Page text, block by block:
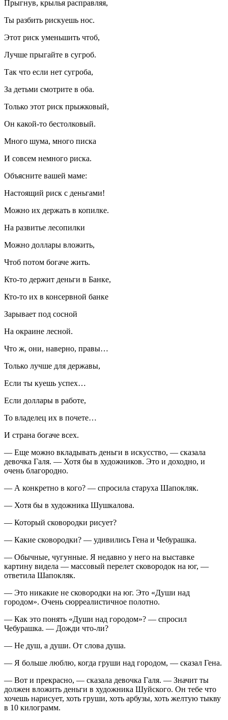
Прыгнув, крылья расправляя,
Ты разбить рискуешь нос.
Этот риск уменьшить чтоб,
Лучше прыгайте в сугроб.
Так что если нет сугроба,
За детьми смотрите в оба.
Только этот риск прыжковый,
Он какой-то бестолковый.
Много шума, много писка
И совсем немного риска.
Объясните вашей маме:
Настоящий риск с деньгами!
Можно их держать в копилке.
На развитье лесопилки
Можно доллары вложить,
Чтоб потом богаче жить.
Кто-то держит деньги в Банке,
Кто-то их в консервной банке
Зарывает под сосной
На окраине лесной.
Что ж, они, наверно, правы…
Только лучше для державы,
Если ты куешь успех…
Если доллары в работе,
То владелец их в почете…
И страна богаче всех.
— Еще можно вкладывать деньги в искусство, — сказала
девочка Галя. — Хотя бы в художников. Это и доходно, и
очень благородно.
— А конкретно в кого? — спросила старуха Шапокляк.
— Хотя бы в художника Шушкалова.
— Который сковородки рисует?
— Какие сковородки? — удивились Гена и Чебурашка.
— Обычные, чугунные. Я недавно у него на выставке
картину видела — массовый перелет сковородок на юг, —
ответила Шапокляк.
— Это никакие не сковородки на юг. Это «Души над
городом». Очень сюрреалистичное полотно.
— Как это понять «Души над городом»? — спросил
Чебурашка. — Дожди что-ли?
— Не душ, а души. От слова душа.
— Я больше люблю, когда груши над городом, — сказал Гена.
— Вот и прекрасно, — сказала девочка Галя. — Значит ты
должен вложить деньги в художника Шуйского. Он тебе что
хочешь нарисует, хоть груши, хоть арбузы, хоть желтую тыкву
в 10 килограмм.